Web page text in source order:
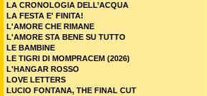
LA CRONOLOGIA DELL’ACQUA
LA FESTA E' FINITA!
L'AMORE CHE RIMANE
L'AMORE STA BENE SU TUTTO
LE BAMBINE
LE TIGRI DI MOMPRACEM (2026)
L'HANGAR ROSSO
LOVE LETTERS
LUCIO FONTANA, THE FINAL CUT